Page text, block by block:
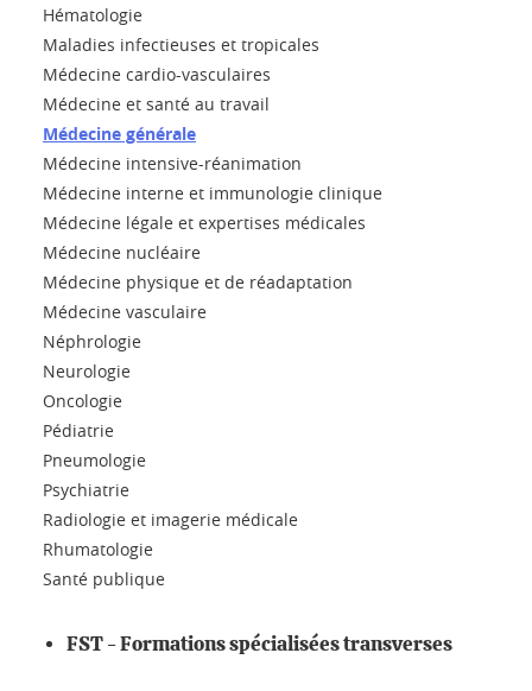
Hématologie
Maladies infectieuses et tropicales
Médecine cardio-vasculaires
Médecine et santé au travail
Médecine générale
Médecine intensive-réanimation
Médecine interne et immunologie clinique
Médecine légale et expertises médicales
Médecine nucléaire
Médecine physique et de réadaptation
Médecine vasculaire
Néphrologie
Neurologie
Oncologie
Pédiatrie
Pneumologie
Psychiatrie
Radiologie et imagerie médicale
Rhumatologie
Santé publique
FST - Formations spécialisées transverses